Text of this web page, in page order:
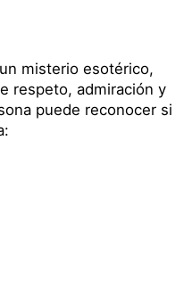
misterio esotérico,
respeto, admiración y
puede reconocer si